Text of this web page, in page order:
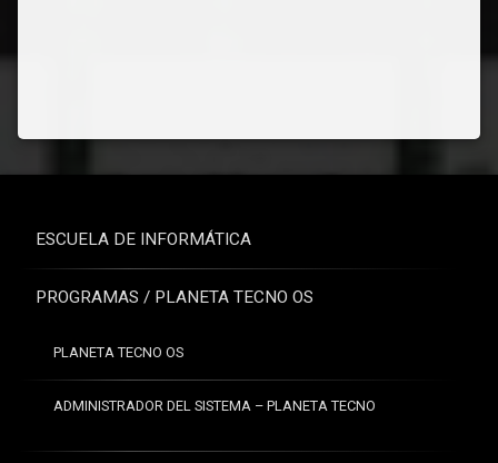
ESCUELA DE INFORMÁTICA
PROGRAMAS / PLANETA TECNO OS
PLANETA TECNO OS
ADMINISTRADOR DEL SISTEMA – PLANETA TECNO